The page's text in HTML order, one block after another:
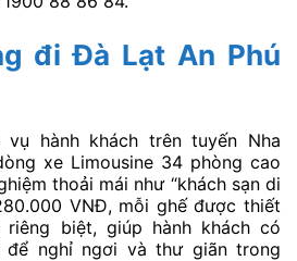
đi Đà Lạt An Phú
vụ hành khách trên tuyến Nha
xe Limousine 34 phòng cao
thoải mái như “khách sạn di
VNĐ, mỗi ghế được thiết
biệt, giúp hành khách có
để nghỉ ngơi và thư giãn trong